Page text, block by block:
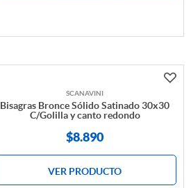
SCANAVINI
Bisagras Bronce Sólido Satinado 30x30
C/Golilla y canto redondo
$8.890
VER PRODUCTO